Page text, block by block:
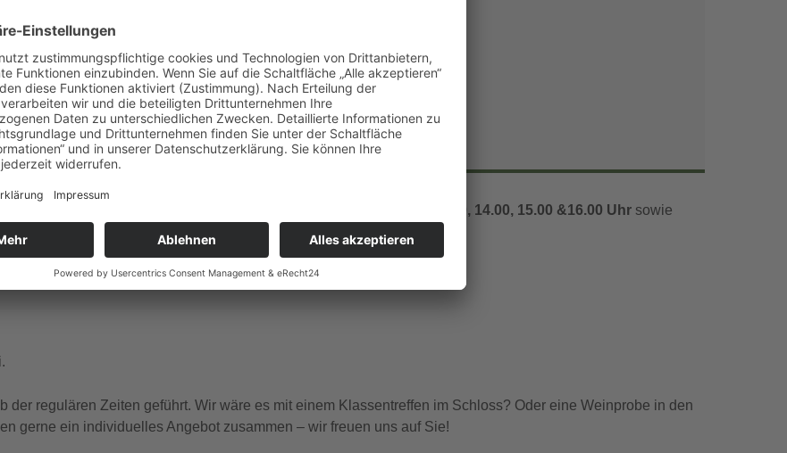
Kalender iCalendar
Dienstag, Donnerstag, Freitag, Samstag, Sonntag um 11.00, 12.00, 14.00, 15.00 &16.00 Uhr sowie
französischer Sprache.
der regulären Zeiten geführt. Wir wäre es mit einem Klassentreffen im Schloss? Oder eine Weinprobe in den
gerne ein individuelles Angebot zusammen – wir freuen uns auf Sie!